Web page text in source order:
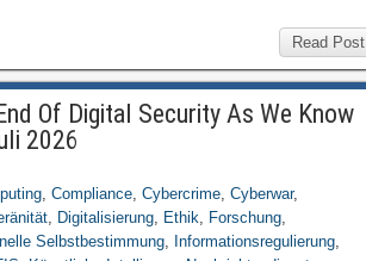
Read Post
Of Digital Security As We Know
2026
, Compliance, Cybercrime, Cyberwar,
, Digitalisierung, Ethik, Forschung,
Selbstbestimmung, Informationsregulierung,